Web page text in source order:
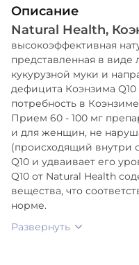
Описание
Natural Health,
высокоэффективная
представленная в виде
кукурузной муки и
дефицита Коэнзима Q10
потребность в Коэнзиме
Прием 60 - 100 мг
и для женщин, не
(происходящий внутри
Q10 и удваивает его
Q10 от Natural Health
вещества, что
норме.
Развернуть